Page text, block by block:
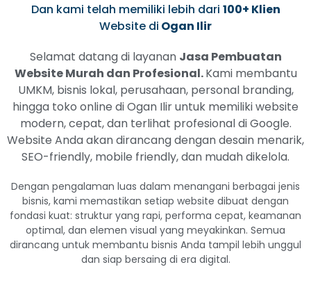
Dan kami telah memiliki lebih dari 100+ Klien
Website di Ogan Ilir
Selamat datang di layanan Jasa Pembuatan
Website Murah dan Profesional.Kami membantu
UMKM, bisnis lokal, perusahaan, personal branding,
hingga toko online di Ogan Ilir untuk memiliki website
modern, cepat, dan terlihat profesional di Google.
Website Anda akan dirancang dengan desain menarik,
SEO-friendly, mobile friendly, dan mudah dikelola.
Dengan pengalaman luas dalam menangani berbagai jenis
bisnis, kami memastikan setiap website dibuat dengan
fondasi kuat: struktur yang rapi, performa cepat, keamanan
optimal, dan elemen visual yang meyakinkan. Semua
dirancang untuk membantu bisnis Anda tampil lebih unggul
dan siap bersaing di era digital.